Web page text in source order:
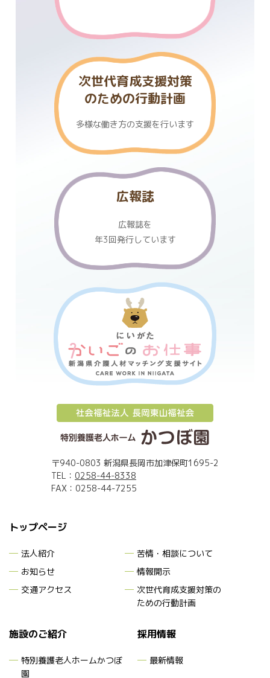
次世代育成支援対策
のための行動計画
多様な働き方の支援を行います
広報誌
広報誌を
年3回発行しています
〒940-0803 新潟県長岡市加津保町1695-2
TEL： 0258-44-8338
FAX：0258-44-7255
トップページ
法人紹介
お知らせ
交通アクセス
苦情・相談について
情報開示
次世代育成支援対策の
ための行動計画
施設のご紹介
特別養護老人ホームかつぼ
園
採用情報
最新情報